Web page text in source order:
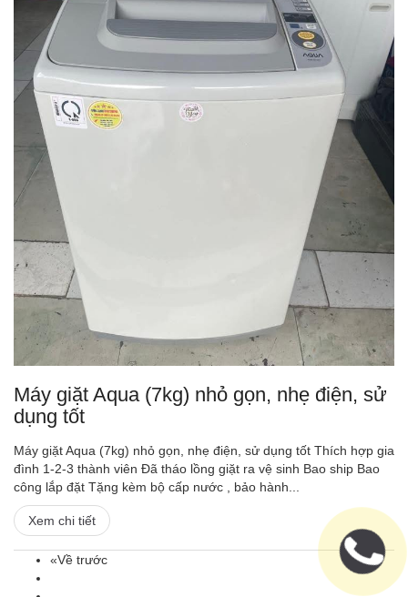
Máy giặt Aqua (7kg) nhỏ gọn, nhẹ điện, sử
dụng tốt
Máy giặt Aqua (7kg) nhỏ gọn, nhẹ điện, sử dụng tốt Thích hợp gia
đình 1-2-3 thành viên Đã tháo lồng giặt ra vệ sinh Bao ship Bao
công lắp đặt Tặng kèm bộ cấp nước , bảo hành...
Xem chi tiết
«Về trước